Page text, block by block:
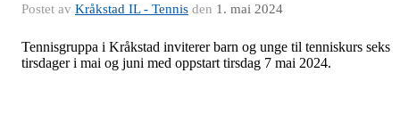
Postet av Kråkstad IL - Tennis den 1. mai 2024
Tennisgruppa i Kråkstad inviterer barn og unge til tenniskurs seks
tirsdager i mai og juni med oppstart tirsdag 7 mai 2024.